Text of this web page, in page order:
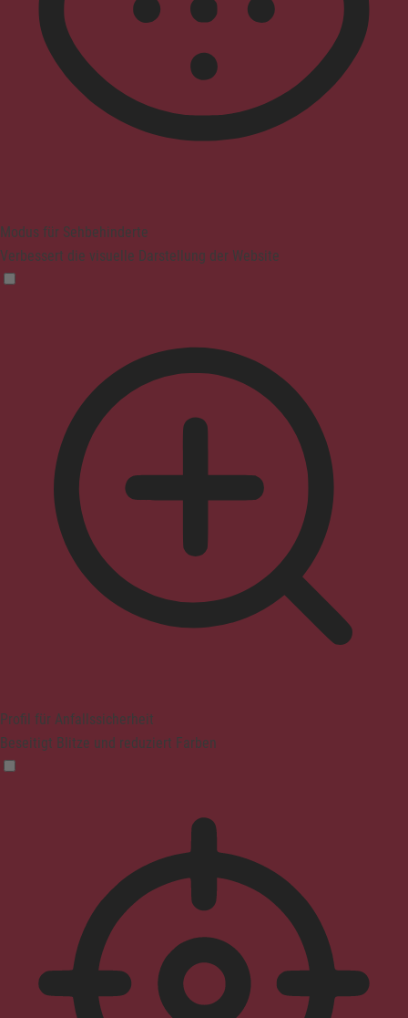
Modus für Sehbehinderte
Verbessert die visuelle Darstellung der Website
Profil für Anfallssicherheit
Beseitigt Blitze und reduziert Farben